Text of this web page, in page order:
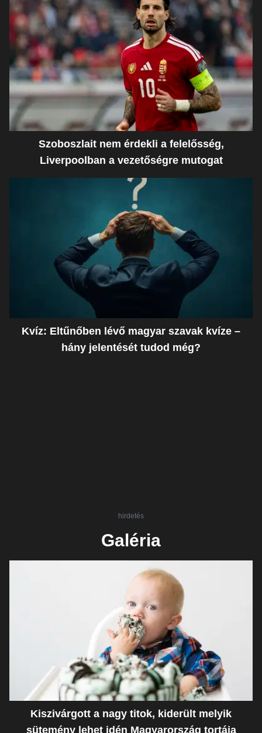
Szoboszlait nem érdekli a felelősség,
Liverpoolban a vezetőségre mutogat
Kvíz: Eltűnőben lévő magyar szavak kvíze –
hány jelentését tudod még?
hirdetés
Galéria
Kiszivárgott a nagy titok, kiderült melyik
sütemény lehet idén Magyarország tortája